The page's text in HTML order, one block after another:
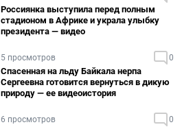
Россиянка выступила перед полным
стадионом в Африке и украла улыбку
президента — видео
5 просмотров 0
Спасенная на льду Байкала нерпа
Сергеевна готовится вернуться в дикую
природу — ее видеоистория
6 просмотров 0